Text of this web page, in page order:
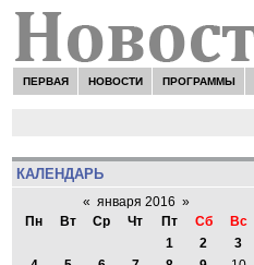
ПЕРВАЯ НОВОСТИ ПРОГРАММЫ
КАЛЕНДАРЬ
« января 2016 »
Пн
Вт Ср Чт Пт Сб
Вс
1
2
3